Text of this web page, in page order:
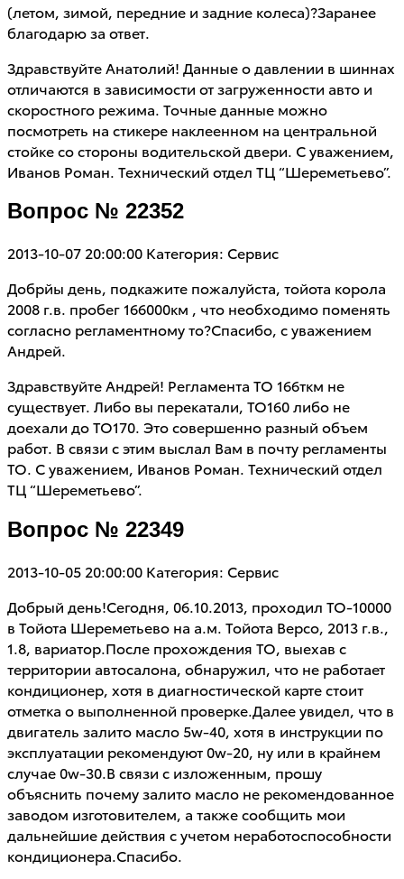
(летом, зимой, передние и задние колеса)?Заранее
благодарю за ответ.
Здравствуйте Анатолий! Данные о давлении в шиннах
отличаются в зависимости от загруженности авто и
скоростного режима. Точные данные можно
посмотреть на стикере наклеенном на центральной
стойке со стороны водительской двери. С уважением,
Иванов Роман. Технический отдел ТЦ “Шереметьево”.
Вопрос № 22352
2013-10-07 20:00:00 Категория: Сервис
Добрйы день, подкажите пожалуйста, тойота корола
2008 г.в. пробег 166000км , что необходимо поменять
согласно регламентному то?Спасибо, с уважением
Андрей.
Здравствуйте Андрей! Регламента ТО 166ткм не
существует. Либо вы перекатали, ТО160 либо не
доехали до ТО170. Это совершенно разный объем
работ. В связи с этим выслал Вам в почту регламенты
ТО. С уважением, Иванов Роман. Технический отдел
ТЦ “Шереметьево”.
Вопрос № 22349
2013-10-05 20:00:00 Категория: Сервис
Добрый день!Сегодня, 06.10.2013, проходил ТО-10000
в Тойота Шереметьево на а.м. Тойота Версо, 2013 г.в.,
1.8, вариатор.После прохождения ТО, выехав с
территории автосалона, обнаружил, что не работает
кондиционер, хотя в диагностической карте стоит
отметка о выполненной проверке.Далее увидел, что в
двигатель залито масло 5w-40, хотя в инструкции по
эксплуатации рекомендуют 0w-20, ну или в крайнем
случае 0w-30.В связи с изложенным, прошу
объяснить почему залито масло не рекомендованное
заводом изготовителем, а также сообщить мои
дальнейшие действия с учетом неработоспособности
кондиционера.Спасибо.